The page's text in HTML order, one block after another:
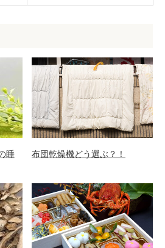
睡
布団乾燥機どう選ぶ？！